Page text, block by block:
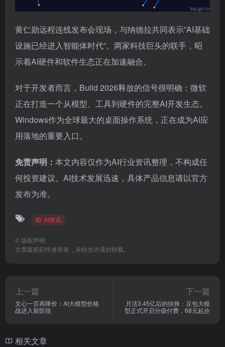
黄仁勋远程连线发布会现场，与纳德拉共同表示”AI基础
设施已经进入智能体时代”。两家科技巨头的联手，昭
示着AI硬件和软件生态正在加速融合。
对于开发者而言，Build 2026释放的信号很明确：微软
正在打造一个从模型、工具到硬件的完整AI开发生态。
Windows作为全球最大的桌面操作系统，正在成为AI应
用落地的重要入口。
免责声明： 本文内容仅作为AI行业资讯整理，不构成任
何投资建议。AI技术发展迅速，具体产品信息请以官方
发布为准。
AI资讯
© 版权声明
文章版权归作者所有，未经允许请勿转载。
上一篇
文心一言再降价：AI大模型价格
战进入新阶段
下一篇
月活3.45亿后的抉择：豆包大模
型正式开启分级付费，68元起步
相关文章